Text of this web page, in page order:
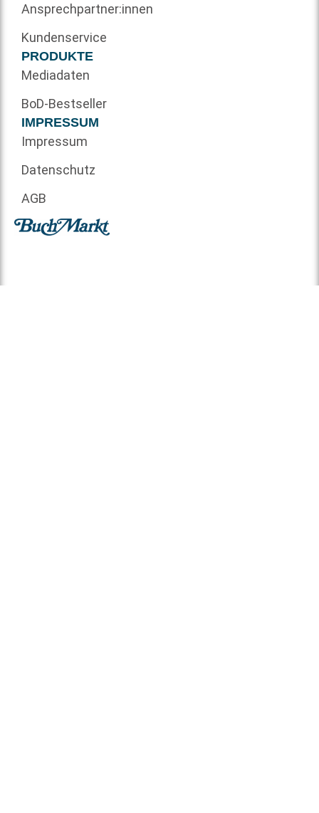
Ansprechpartner:innen
Kundenservice
PRODUKTE
Mediadaten
BoD-Bestseller
IMPRESSUM
Impressum
Datenschutz
AGB